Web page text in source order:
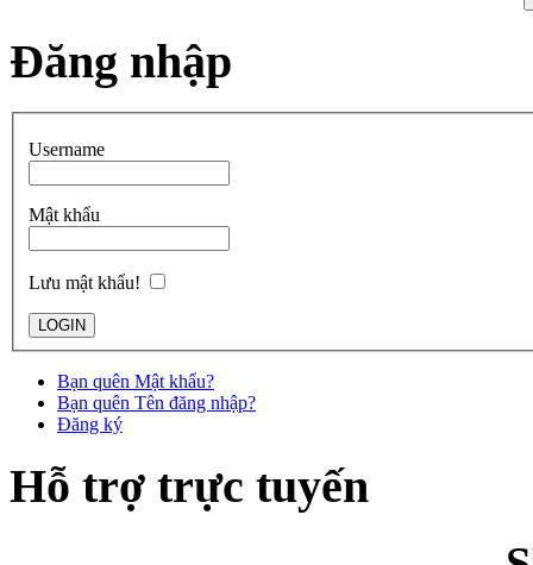
Đăng nhập
Username
Mật khẩu
Lưu mật khẩu!
Bạn quên Mật khẩu?
Bạn quên Tên đăng nhập?
Đăng ký
Hỗ trợ trực tuyến